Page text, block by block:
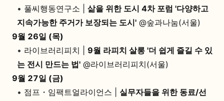
• 풀씨행동연구소 | 삶을 위한 도시 4차 포럼 '다양하고
지속가능한 주거가 보장되는 도시'@숲과나눔(서울)
9월 26일 (목)
• 라이브러리피치 | 9월 라피치 살롱 '더 쉽게 즐길 수 있
는 전시 만드는 법'@라이브러리피치(서울)
9월 27일 (금)
• 점프・임팩트얼라이언스 | 실무자들을 위한 동료/선